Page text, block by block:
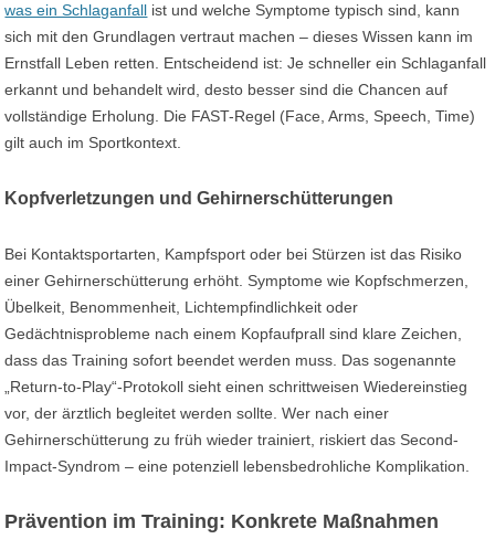
was ein Schlaganfall ist und welche Symptome typisch sind, kann
sich mit den Grundlagen vertraut machen – dieses Wissen kann im
Ernstfall Leben retten. Entscheidend ist: Je schneller ein Schlaganfall
erkannt und behandelt wird, desto besser sind die Chancen auf
vollständige Erholung. Die FAST-Regel (Face, Arms, Speech, Time)
gilt auch im Sportkontext.
Kopfverletzungen und Gehirnerschütterungen
Bei Kontaktsportarten, Kampfsport oder bei Stürzen ist das Risiko
einer Gehirnerschütterung erhöht. Symptome wie Kopfschmerzen,
Übelkeit, Benommenheit, Lichtempfindlichkeit oder
Gedächtnisprobleme nach einem Kopfaufprall sind klare Zeichen,
dass das Training sofort beendet werden muss. Das sogenannte
„Return-to-Play“-Protokoll sieht einen schrittweisen Wiedereinstieg
vor, der ärztlich begleitet werden sollte. Wer nach einer
Gehirnerschütterung zu früh wieder trainiert, riskiert das Second-
Impact-Syndrom – eine potenziell lebensbedrohliche Komplikation.
Prävention im Training: Konkrete Maßnahmen